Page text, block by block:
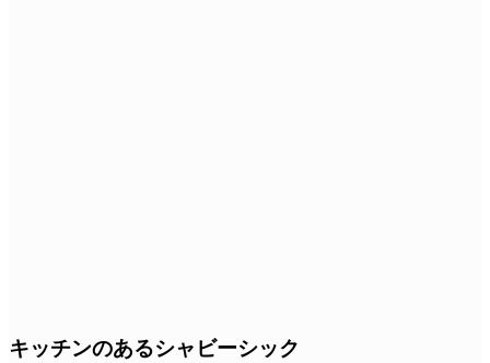
キッチンのあるシャビーシック